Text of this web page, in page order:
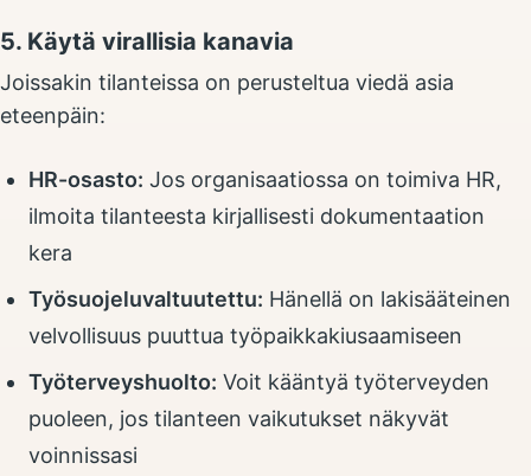
5. Käytä virallisia kanavia
Joissakin tilanteissa on perusteltua viedä asia
eteenpäin:
HR-osasto: Jos organisaatiossa on toimiva HR,
ilmoita tilanteesta kirjallisesti dokumentaation
kera
Työsuojeluvaltuutettu: Hänellä on lakisääteinen
velvollisuus puuttua työpaikkakiusaamiseen
Työterveyshuolto: Voit kääntyä työterveyden
puoleen, jos tilanteen vaikutukset näkyvät
voinnissasi